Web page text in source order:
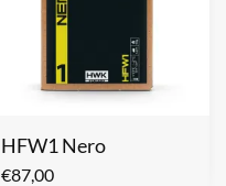
HFW1 Nero
€87,00